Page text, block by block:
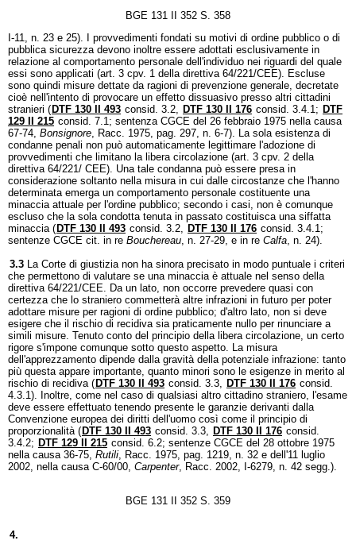
BGE 131 II 352 S. 358
I-11, n. 23 e 25). I provvedimenti fondati su motivi di ordine pubblico o di
pubblica sicurezza devono inoltre essere adottati esclusivamente in
relazione al comportamento personale dell'individuo nei riguardi del quale
essi sono applicati (art. 3 cpv. 1 della direttiva 64/221/CEE). Escluse
sono quindi misure dettate da ragioni di prevenzione generale, decretate
cioè nell'intento di provocare un effetto dissuasivo presso altri cittadini
stranieri ( DTF 130 II 493 consid. 3.2, DTF 130 II 176 consid. 3.4.1; DTF
129 II 215 consid. 7.1; sentenza CGCE del 26 febbraio 1975 nella causa
67-74, Bonsignore, Racc. 1975, pag. 297, n. 6-7). La sola esistenza di
condanne penali non può automaticamente legittimare l'adozione di
provvedimenti che limitano la libera circolazione (art. 3 cpv. 2 della
direttiva 64/221/ CEE). Una tale condanna può essere presa in
considerazione soltanto nella misura in cui dalle circostanze che l'hanno
determinata emerga un comportamento personale costituente una
minaccia attuale per l'ordine pubblico; secondo i casi, non è comunque
escluso che la sola condotta tenuta in passato costituisca una siffatta
minaccia ( DTF 130 II 493 consid. 3.2, DTF 130 II 176 consid. 3.4.1;
sentenze CGCE cit. in re Bouchereau, n. 27-29, e in re Calfa, n. 24).
3.3 La Corte di giustizia non ha sinora precisato in modo puntuale i criteri
che permettono di valutare se una minaccia è attuale nel senso della
direttiva 64/221/CEE. Da un lato, non occorre prevedere quasi con
certezza che lo straniero commetterà altre infrazioni in futuro per poter
adottare misure per ragioni di ordine pubblico; d'altro lato, non si deve
esigere che il rischio di recidiva sia praticamente nullo per rinunciare a
simili misure. Tenuto conto del principio della libera circolazione, un certo
rigore s'impone comunque sotto questo aspetto. La misura
dell'apprezzamento dipende dalla gravità della potenziale infrazione: tanto
più questa appare importante, quanto minori sono le esigenze in merito al
rischio di recidiva ( DTF 130 II 493 consid. 3.3, DTF 130 II 176 consid.
4.3.1). Inoltre, come nel caso di qualsiasi altro cittadino straniero, l'esame
deve essere effettuato tenendo presente le garanzie derivanti dalla
Convenzione europea dei diritti dell'uomo così come il principio di
proporzionalità ( DTF 130 II 493 consid. 3.3, DTF 130 II 176 consid.
3.4.2; DTF 129 II 215 consid. 6.2; sentenze CGCE del 28 ottobre 1975
nella causa 36-75, Rutili, Racc. 1975, pag. 1219, n. 32 e dell'11 luglio
2002, nella causa C-60/00, Carpenter, Racc. 2002, I-6279, n. 42 segg.).
BGE 131 II 352 S. 359
4.